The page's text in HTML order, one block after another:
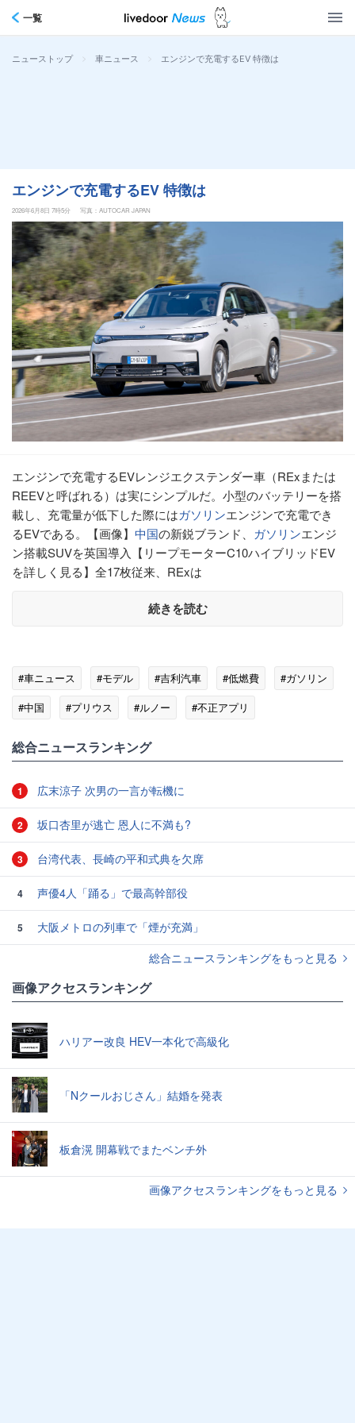
一覧
ニューストップ > 車ニュース > エンジンで充電するEV 特徴は
エンジンで充電するEV 特徴は
2026年6月8日 7時5分 写真：AUTOCAR JAPAN
エンジンで充電するEVレンジエクステンダー車（RExまたは
REEVと呼ばれる）は実にシンプルだ。小型のバッテリーを搭
載し、充電量が低下した際にはガソリンエンジンで充電でき
るEVである。【画像】 中国の新鋭ブランド、 ガソリンエンジ
ン搭載SUVを英国導入【リープモーターC10ハイブリッドEV
を詳しく見る】全17枚従来、RExは
続きを読む
#車ニュース #モデル #吉利汽車 #低燃費
#ガソリン
#中国
#プリウス #ルノー #不正アプリ
総合ニュースランキング
1 広末涼子 次男の一言が転機に
2 坂口杏里が逃亡 恩人に不満も?
3 台湾代表、長崎の平和式典を欠席
4 声優4人「踊る」で最高幹部役
5
大阪メトロの列車で「煙が充満」
総合ニュースランキングをもっと見る
画像アクセスランキング
ハリアー改良 HEV一本化で高級化
「Nクールおじさん」結婚を発表
板倉滉 開幕戦でまたベンチ外
画像アクセスランキングをもっと見る